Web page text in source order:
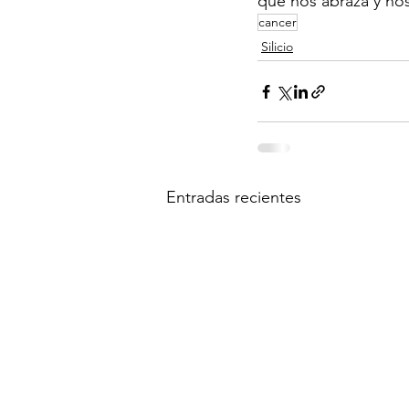
cancer
Silicio
Entradas recientes